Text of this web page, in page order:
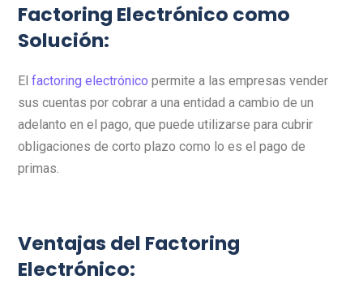
Factoring Electrónico como
Solución:
El factoring electrónico permite a las empresas vender
sus cuentas por cobrar a una entidad a cambio de un
adelanto en el pago, que puede utilizarse para cubrir
obligaciones de corto plazo como lo es el pago de
primas.
Ventajas del Factoring
Electrónico: